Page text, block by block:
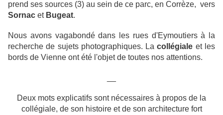
prend ses sources (3) au sein de ce parc, en Corrèze, vers
Sornac et Bugeat.
Nous avons vagabondé dans les rues d'Eymoutiers à la
recherche de sujets photographiques. Lacollégiale et les
bords de Vienne ont été l'objet de toutes nos attentions.
Deux mots explicatifs sont nécessaires à propos de la
collégiale, de son histoire et de son architecture fort